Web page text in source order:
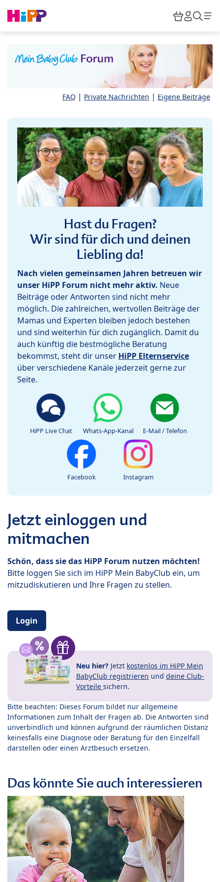
HiPP
FAQ | Private Nachrichten | Eigene Beiträge
Hast du Fragen?
Wir sind für dich und deinen
Liebling da!
Nach vielen gemeinsamen Jahren betreuen wir
unser HiPP Forum nicht mehr aktiv. Neue
Beiträge oder Antworten sind nicht mehr
möglich. Die zahlreichen, wertvollen Beiträge der
Mamas und Experten bleiben jedoch bestehen
und sind weiterhin für dich zugänglich. Damit du
auch künftig die bestmögliche Beratung
bekommst, steht dir unser HiPP Elternservice
über verschiedene Kanäle jederzeit gerne zur
Seite.
HiPP Live Chat Whats-App-Kanal E-Mail / Telefon
Facebook Instagram
Jetzt einloggen und
mitmachen
Schön, dass sie das HiPP Forum nutzen möchten!
Bitte loggen Sie sich im HiPP Mein BabyClub ein, um
mitzudiskutieren und Ihre Fragen zu stellen.
Login
Neu hier? Jetzt kostenlos im HiPP Mein
BabyClub registrieren und deine Club-
Vorteile sichern.
Bitte beachten: Dieses Forum bildet nur allgemeine
Informationen zum Inhalt der Fragen ab. Die Antworten sind
unverbindlich und können aufgrund der räumlichen Distanz
keinesfalls eine Diagnose oder Beratung für den Einzelfall
darstellen oder einen Arztbesuch ersetzen.
Das könnte Sie auch interessieren